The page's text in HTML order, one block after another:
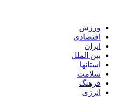
ورزش
اقتصادی
ایران
بین الملل
استانها
سلامت
فرهنگ
انرژی